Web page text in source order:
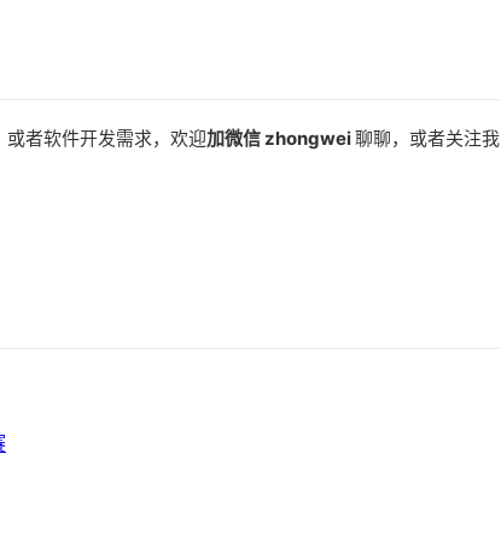
者软件开发需求，欢迎加微信 zhongwei聊聊，或者关注